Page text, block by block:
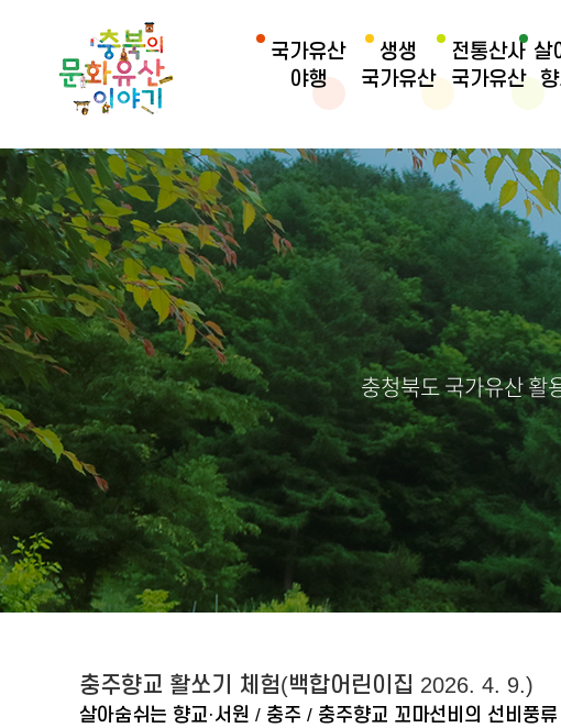
국가유산
야행
생생
국가유산
전통산사
국가유산
살
충청북도 국가유산 활
충주향교 활쏘기 체험(백합어린이집 2026. 4. 9.)
살아숨쉬는 향교·서원 / 충주 / 충주향교 꼬마선비의 선비풍류